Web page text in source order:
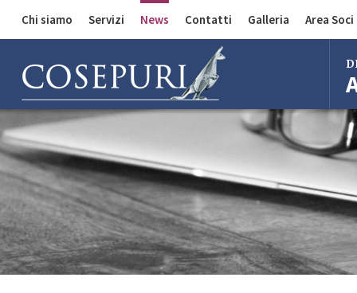
Chi siamo Servizi
Comunicazioni
News Contatti Galleria
Divisione Bus
Area Soci